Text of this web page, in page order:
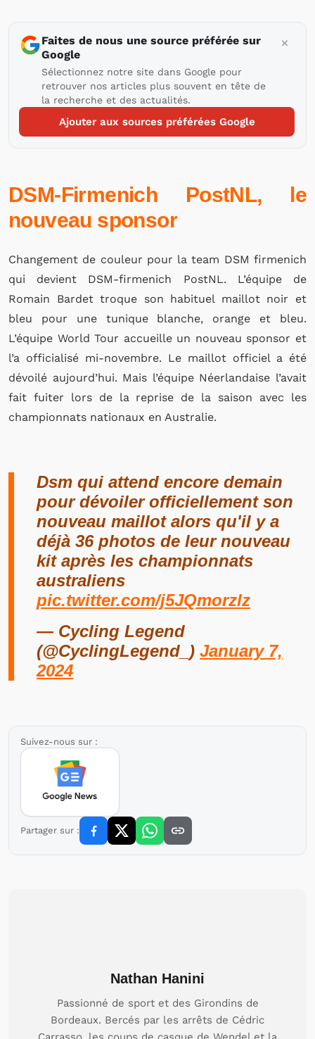
Faites de nous une source préférée sur
Google
Sélectionnez notre site dans Google pour
retrouver nos articles plus souvent en tête de
la recherche et des actualités.
Ajouter aux sources préférées Google
DSM-Firmenich PostNL, le
nouveau sponsor
Changement de couleur pour la team DSM firmenich
qui devient DSM-firmenich PostNL. L’équipe de
Romain Bardet troque son habituel maillot noir et
bleu pour une tunique blanche, orange et bleu.
L’équipe World Tour accueille un nouveau sponsor et
l’a officialisé mi-novembre. Le maillot officiel a été
dévoilé aujourd’hui. Mais l’équipe Néerlandaise l’avait
fait fuiter lors de la reprise de la saison avec les
championnats nationaux en Australie.
Dsm qui attend encore demain
pour dévoiler officiellement son
nouveau maillot alors qu'il y a
déjà 36 photos de leur nouveau
kit après les championnats
australiens
pic.twitter.com/j5JQmorzlz
— Cycling Legend
(@CyclingLegend_) January 7,
2024
Suivez-nous sur :
Partager sur :
Nathan Hanini
Passionné de sport et des Girondins de
Bordeaux. Bercés par les arrêts de Cédric